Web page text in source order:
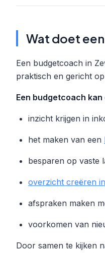
Wat doet
Een budgetcoach in
praktisch en gericht
Een budgetcoach
inzicht krijgen in
het maken van een
besparen op vaste
overzicht creëren
afspraken maken
voorkomen van
Door samen te kijken